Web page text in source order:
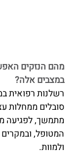
מהם הנזקים
במצבים אלה?
רשלנות רפואית
סובלים ממחלות
מתמשך, לפגיעה
המטופל,
ולמוות.